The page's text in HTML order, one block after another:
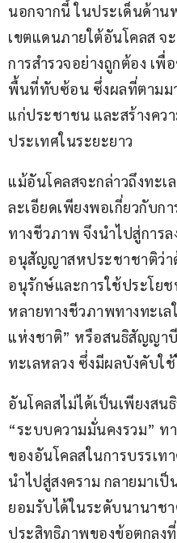
นอกจากนี้ ในประเด็นด้าน
เขตแดนภายใต้อันโคลส
การสำรวจอย่างถูกต้อง เพื่
พื้นที่ทับซ้อน ซึ่งผลที่ตามม
แก่ประชาชน และสร้างคว
ประเทศในระยะยาว
แม้อันโคลสจะกล่าวถึงทะเ
ละเอียดเพียงพอเกี่ยวกับก
ทางชีวภาพ จึงนำไปสู่การ
อนุสัญญาสหประชาชาติว่า
อนุรักษ์และการใช้ประโย
หลายทางชีวภาพทางทะเ
แห่งชาติ” หรือสนธิสัญญา
ทะเลหลวง ซึ่งมีผลบังคับใ
อันโคลสไม่ได้เป็นเพียงส
“ระบบความมั่นคงรวม” ท
ของอันโคลสในการบรรเท
นำไปสู่สงคราม กลายมาเ
ยอมรับได้ในระดับนานาช
ประสิทธิภาพของข้อตกลง